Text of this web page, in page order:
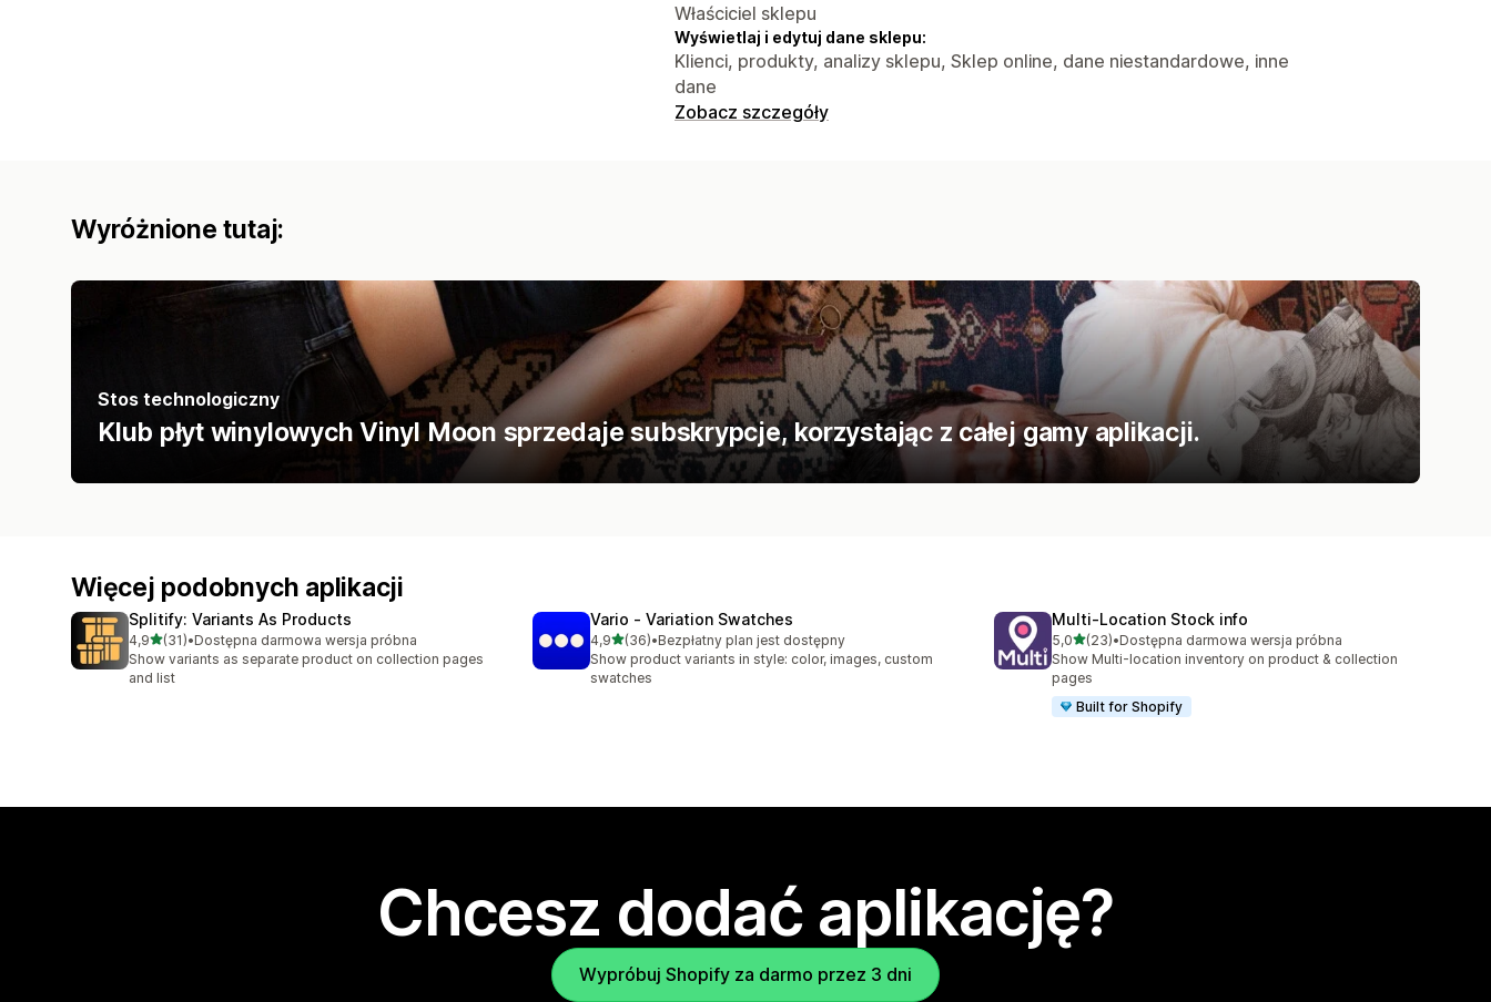
Właściciel sklepu
Wyświetlaj i edytuj dane sklepu:
Klienci, produkty, analizy sklepu, Sklep online, dane niestandardowe, inne
dane
Zobacz szczegóły
Wyróżnione tutaj:
Stos technologiczny
Klub płyt winylowych Vinyl Moon sprzedaje subskrypcje, korzystając z całej gamy aplikacji.
Więcej podobnych aplikacji
Splitify: Variants As Products
4,9na 5 gwiazdek
(31)
Łączna liczba recenzji: 31
•Dostępna darmowa wersja próbna
Show variants as separate product on collection pages
and list
Vario ‑ Variation Swatches
4,9na 5 gwiazdek
(36)
Łączna liczba recenzji: 36
•Bezpłatny plan jest dostępny
Show product variants in style: color, images, custom
swatches
Multi‑Location Stock info
5,0na 5 gwiazdek
(23)
Łączna liczba recenzji: 23
•Dostępna darmowa wersja próbna
Show Multi-location inventory on product & collection
pages
Built for Shopify
Chcesz dodać aplikację?
Wypróbuj Shopify za darmo przez 3 dni